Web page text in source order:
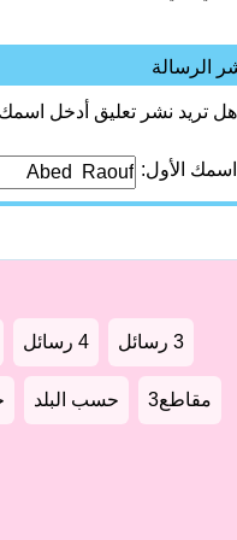
الرسالة
هل تريد نشر تعليق أدخل
اسمك الأول:
3 رسائل 4 رسائل
مقاطع3 حسب البلد